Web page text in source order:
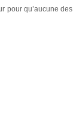
pour qu’aucune des